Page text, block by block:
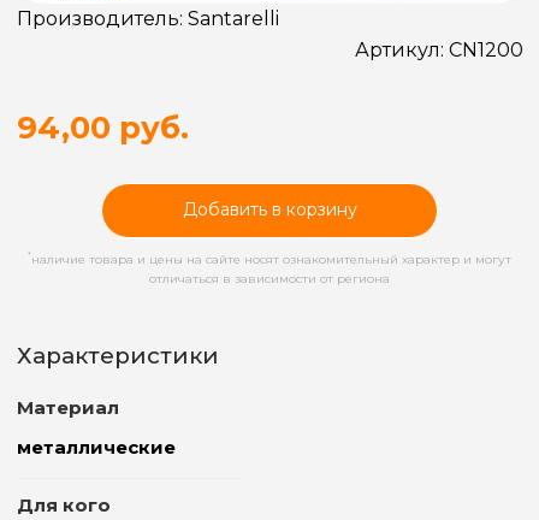
Производитель: Santarelli
Артикул: CN1200
94,00 руб.
Добавить в корзину
* наличие товара и цены на сайте носят ознакомительный характер и могут
отличаться в зависимости от региона
Характеристики
Материал
металлические
Для кого